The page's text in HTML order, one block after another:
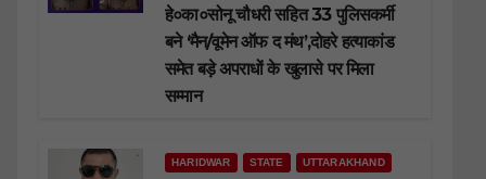
हे०का०सोनू चौधरी सहित 33 पुलिसकर्मी
बने ‘मैन/वूमेन ऑफ द मंथ’,दोहरे हत्याकांड
समेत बड़े अपराधों के खुलासे पर मिला
सम्मान
HARIDWAR STATE UTTARAKHAND